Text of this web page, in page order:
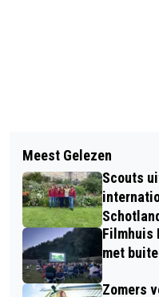
KONINKLIJKE
YVONNE
HALLOWEEN
Meest Gelezen
Scouts
Schotland
Filmhuis
met
Zomers